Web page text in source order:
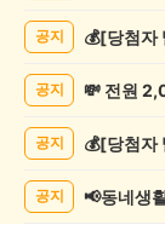
글
공지
공지
공지
공지 📢동네생